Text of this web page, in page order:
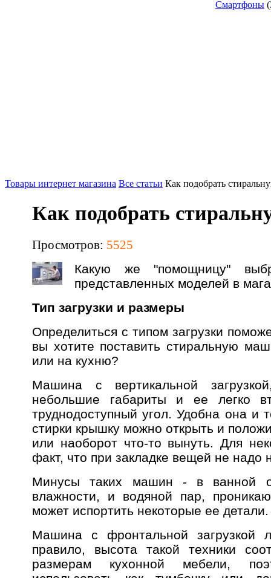
Смартфоны
Товары интернет магазина Все статьи Как подобрать
Как подобрать
Просмотров: 5525
Какую же "помощницу"
представленных моделей в
Тип загрузки и размеры
Определиться с типом загрузки
вы хотите поставить стиральную
или на кухню?
Машина с вертикальной
небольшие габариты и ее легко
труднодоступный угол. Удобна она и
стирки крышку можно открыть и
или наоборот что-то вынуть. Для
факт, что при закладке вещей не надо
Минусы таких машин - в ванной
влажности, и водяной пар,
может испортить некоторые ее детали.
Машина с фронтальной загрузкой
правило, высота такой техники
размерам кухонной мебели,